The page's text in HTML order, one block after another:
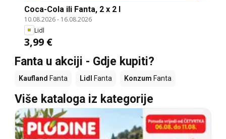
Coca-Cola ili Fanta, 2 x 2 l
10.08.2026- 16.08.2026
Lidl
3,99 €
Fanta u akciji - Gdje kupiti?
Kaufland Fanta Lidl Fanta Konzum Fanta
Više kataloga iz kategorije